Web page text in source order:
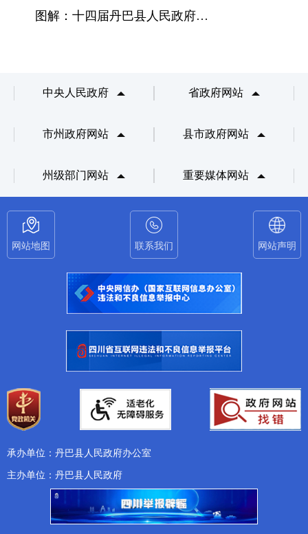
图解：十四届丹巴县人民政府第63次常务会议
中央人民政府 省政府网站
市州政府网站 县市政府网站
州级部门网站 重要媒体网站
网站地图 联系我们 网站声明
承办单位：丹巴县人民政府办公室
主办单位：丹巴县人民政府